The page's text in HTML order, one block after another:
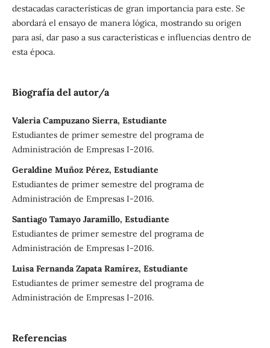
destacadas características de gran importancia para este. Se
abordará el ensayo de manera lógica, mostrando su origen
para así, dar paso a sus características e influencias dentro de
esta época.
Biografía del autor/a
Valeria Campuzano Sierra, Estudiante
Estudiantes de primer semestre del programa de
Administración de Empresas I-2016.
Geraldine Muñoz Pérez, Estudiante
Estudiantes de primer semestre del programa de
Administración de Empresas I-2016.
Santiago Tamayo Jaramillo, Estudiante
Estudiantes de primer semestre del programa de
Administración de Empresas I-2016.
Luisa Fernanda Zapata Ramírez, Estudiante
Estudiantes de primer semestre del programa de
Administración de Empresas I-2016.
Referencias